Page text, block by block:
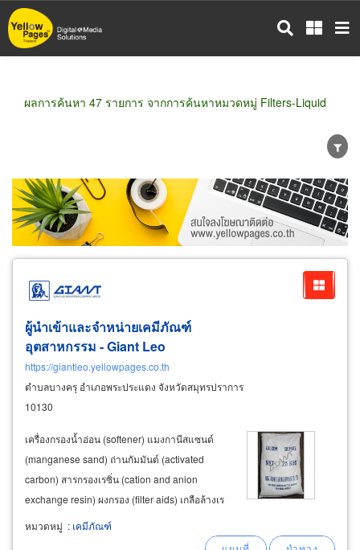
ข้าม
ไป
ผลการค้นหา 47 รายการ จากการค้นหาหมวดหมู่ Filters-Liquid
ขายส่ง ขายปลีก ผู้ผลิต
ตัวแทนจัดจำหน่าย
ผู้ส่งออก/นำเข้า
ธุรกิจบริการ
ผู้นำเข้าและจำหน่ายเคมีภัณฑ์
อุตสาหกรรม - Giant Leo
https://giantleo.yellowpages.co.th
ตำบลบางครุ อำเภอพระประแดง จังหวัดสมุทรปราการ
10130
เครื่องกรองน้ำอ่อน (softener) แมงกานีสแซนด์
(manganese sand) ถ่านกัมมันต์ (activated
carbon) สารกรองเรซิ่น (cation and anion
exchange resin) ผงกรอง (filter aids) เกลือล้างเร
ซิ่น (refined salt) เคมีทำความสะอาด (chemical
cleaner) น้ำกรด และ กรดชนิดผง (acid cleaning
หมวดหมู่ : เคมีภัณฑ์